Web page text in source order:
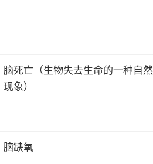
脑死亡（生物失去生命的一种自然
现象）
脑缺氧